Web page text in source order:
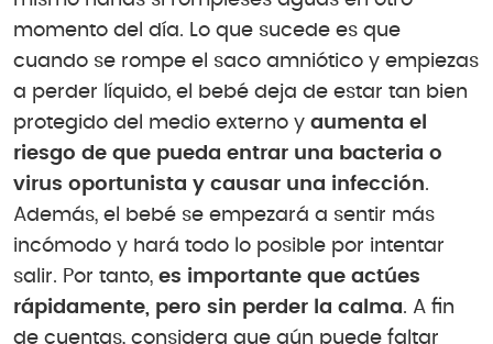
momento del día. Lo que sucede es que
cuando se rompe el saco amniótico y empiezas
a perder líquido, el bebé deja de estar tan bien
protegido del medio externo y aumenta el
riesgo de que pueda entrar una bacteria o
virus oportunista y causar una infección.
Además, el bebé se empezará a sentir más
incómodo y hará todo lo posible por intentar
salir. Por tanto, es importante que actúes
rápidamente, pero sin perder la calma. A fin
de cuentas, considera que aún puede faltar